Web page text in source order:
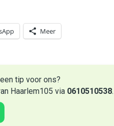
Meer
tip voor ons?
Haarlem105 via 0610510538.